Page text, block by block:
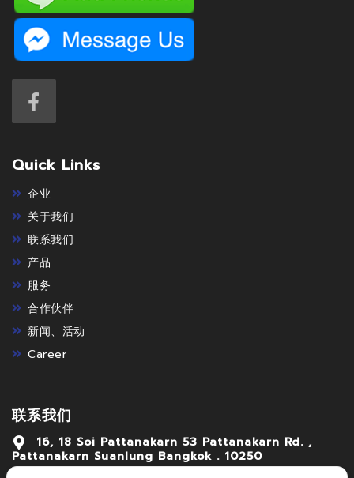
Quick Links
企业
关于我们
联系我们
产品
服务
合作伙伴
新闻、活动
Career
联系我们
16, 18 Soi Pattanakarn 53 Pattanakarn Rd. ,
Pattanakarn Suanlung Bangkok . 10250